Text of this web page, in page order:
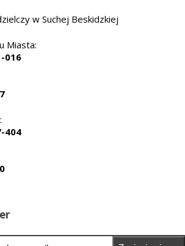
w Suchej Beskidzkiej
Miasta:
016
404